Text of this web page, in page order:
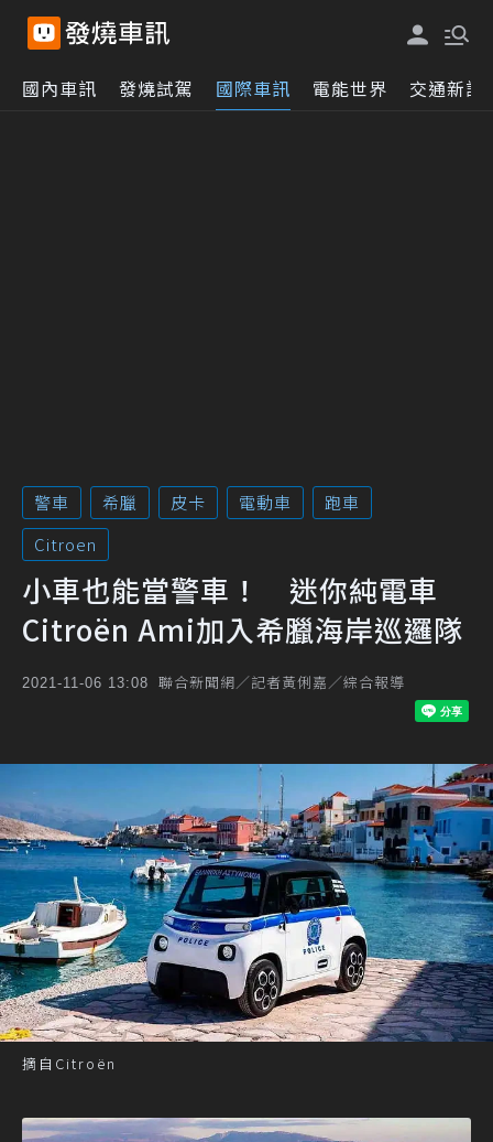
國內車訊 發燒試駕 國際車訊 電能世界 交通新訊
警車 希臘 皮卡 電動車
跑車
Citroen
小車也能當警車！ 迷你純電車
Citroën Ami加入希臘海岸巡邏隊
2021-11-06 13:08 聯合新聞網／記者黃俐嘉／綜合報導
摘自Citroën